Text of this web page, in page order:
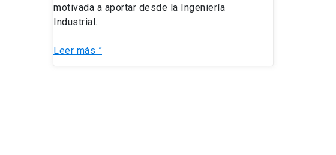
motivada a aportar desde la Ingeniería
Industrial.
Leer más ”